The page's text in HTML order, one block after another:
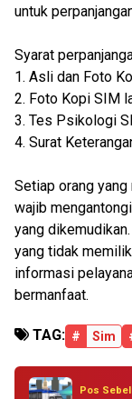
untuk
Syarat
1. Asli dan Foto
2. Foto Kopi SIM
3. Tes Psikologi
4. Surat
Setiap orang yang
wajib
yang
yang tidak
informasi
bermanfaat.
TAG: # Sim
Pos